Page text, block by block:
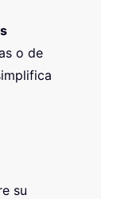
o de
su